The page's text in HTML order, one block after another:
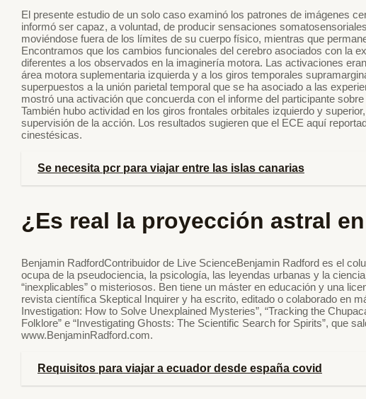
El presente estudio de un solo caso examinó los patrones de imágenes
informó ser capaz, a voluntad, de producir sensaciones
moviéndose fuera de los límites de su cuerpo físico, mientras que
Encontramos que los cambios funcionales del cerebro asociados con la
diferentes a los observados en la imaginería motora. Las activaciones
área motora suplementaria izquierda y a los giros temporales
superpuestos a la unión parietal temporal que se ha asociado a las
mostró una activación que concuerda con el informe del participante
También hubo actividad en los giros frontales orbitales izquierdo y
supervisión de la acción. Los resultados sugieren que el ECE aquí
cinestésicas.
Se necesita pcr para viajar entre las islas canarias
¿Es real la proyección astral
Benjamin RadfordContribuidor de Live ScienceBenjamin Radford es el
ocupa de la pseudociencia, la psicología, las leyendas urbanas y la
“inexplicables” o misteriosos. Ben tiene un máster en educación y una
revista científica Skeptical Inquirer y ha escrito, editado o colaborado en
Investigation: How to Solve Unexplained Mysteries”, “Tracking the
Folklore” e “Investigating Ghosts: The Scientific Search for Spirits”, que
www.BenjaminRadford.com.
Requisitos para viajar a ecuador desde españa covid